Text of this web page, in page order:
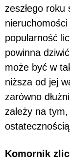
zeszłego
popularność
powinna
może być w
niższa od jej
zarówno
zależy na
Komornik